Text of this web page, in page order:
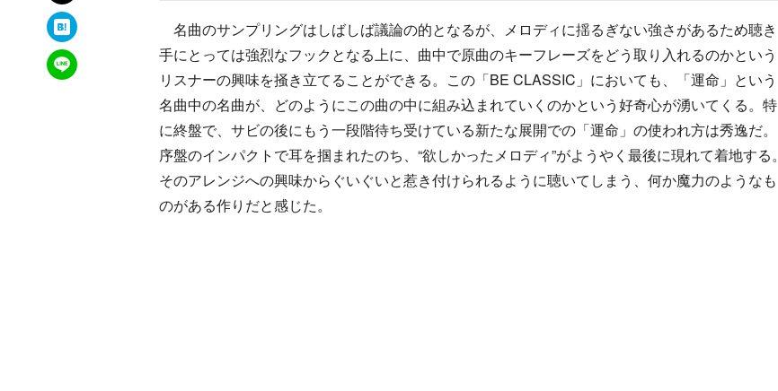
はてなブックマーク
LINEで送る
名曲のサンプリングはしばしば議論の的となるが、メロディに揺るぎない強さがあるため聴き
手にとっては強烈なフックとなる上に、曲中で原曲のキーフレーズをどう取り入れるのかという
リスナーの興味を掻き立てることができる。この「BE CLASSIC」においても、「運命」という
名曲中の名曲が、どのようにこの曲の中に組み込まれていくのかという好奇心が湧いてくる。特
に終盤で、サビの後にもう一段階待ち受けている新たな展開での「運命」の使われ方は秀逸だ。
序盤のインパクトで耳を掴まれたのち、“欲しかったメロディ”がようやく最後に現れて着地する。
そのアレンジへの興味からぐいぐいと惹き付けられるように聴いてしまう、何か魔力のようなも
のがある作りだと感じた。